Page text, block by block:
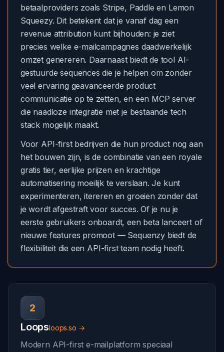
betaalproviders zoals Stripe, Paddle en Lemon
Squeezy. Dit betekent dat je vanaf dag een
revenue attribution kunt bijhouden: je ziet
precies welke e-mailcampagnes daadwerkelijk
omzet genereren. Daarnaast biedt de tool AI-
gestuurde sequences die je helpen om zonder
veel ervaring geavanceerde product
communicatie op te zetten, en een MCP server
die naadloze integratie met je bestaande tech
stack mogelijk maakt.
Voor API-first bedrijven die hun product nog aan
het bouwen zijn, is de combinatie van een royale
gratis tier, eerlijke prijzen en krachtige
automatisering moeilijk te verslaan. Je kunt
experimenteren, itereren en groeien zonder dat
je wordt afgestraft voor succes. Of je nu je
eerste gebruikers onboardt, een beta lanceert of
nieuwe features promoot — Sequenzy biedt de
flexibiliteit die een API-first team nodig heeft.
2
Loopsloops.so →
Modern API-first e-mailplatform speciaal